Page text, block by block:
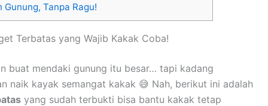
Tanpa Ragu!
Terbatas yang Wajib Kakak Coba!
buat mendaki gunung itu besar… tapi kadang
naik kayak semangat kakak 😅 Nah, berikut ini adalah
yang sudah terbukti bisa bantu kakak tetap